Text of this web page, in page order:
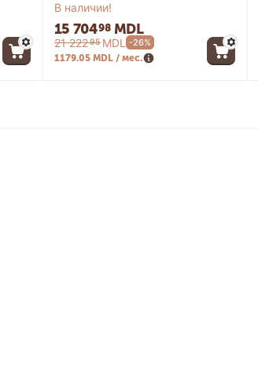
В наличии!
15 70498 MDL
21 22295 MDL
-26%
1179.05 MDL / мес.